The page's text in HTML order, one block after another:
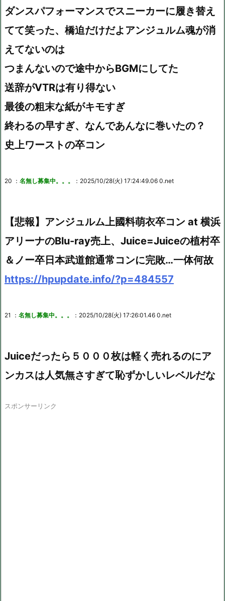
ダンスパフォーマンスでスニーカーに履き替え
てて笑った、橋迫だけだよアンジュルム魂が消
えてないのは
つまんないので途中からBGMにしてた
送辞がVTRは有り得ない
最後の粗末な紙がキモすぎ
終わるの早すぎ、なんであんなに巻いたの？
史上ワーストの卒コン
20 ： 名無し募集中。。。 ：2025/10/28(火) 17:24:49.06 0.net
【悲報】アンジュルム上國料萌衣卒コン at 横浜
アリーナのBlu-ray売上、Juice=Juiceの植村卒
＆ノー卒日本武道館通常コンに完敗…一体何故
https://hpupdate.info/?p=484557
21 ： 名無し募集中。。。 ：2025/10/28(火) 17:26:01.46 0.net
Juiceだったら５０００枚は軽く売れるのにア
ンカスは人気無さすぎて恥ずかしいレベルだな
スポンサーリンク